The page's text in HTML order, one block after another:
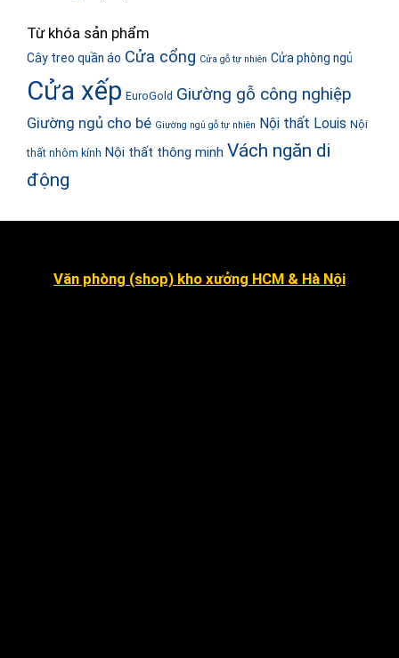
Từ khóa sản phẩm
Cây treo quần áo Cửa cổng Cửa gỗ tự nhiên Cửa phòng ngủ
Cửa xếp EuroGold Giường gỗ công nghiệp
Giường ngủ cho bé Giường ngủ gỗ tự nhiên Nội thất Louis Nội
thất nhôm kính Nội thất thông minh Vách ngăn di
động
Văn phòng (shop) kho xưởng HCM & Hà Nội